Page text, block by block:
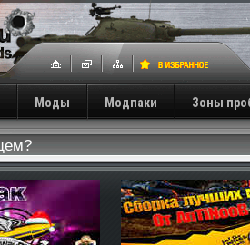
Моды Модпаки Зоны